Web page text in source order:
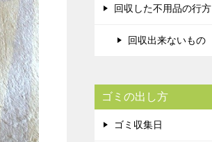
回収した不用品の行方
回収出来ないもの
ゴミの出し方
ゴミ収集日